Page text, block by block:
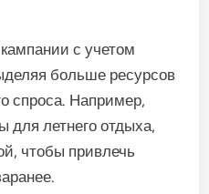
с учетом
больше ресурсов
спроса. Например,
для летнего отдыха,
чтобы привлечь